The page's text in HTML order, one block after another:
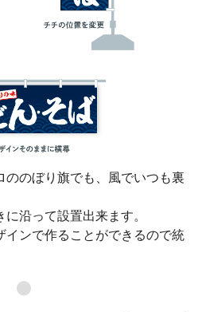
のぼり旗でも、風でいつも裏
沿って設置出来ます。
インで作ることができるので統
●